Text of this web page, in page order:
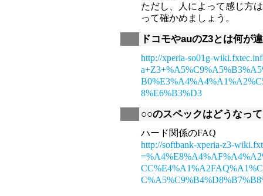
ただし、人によって感じ方
って確かめましょう。
ドコモやauのZ3とは何が
http://xperia-so01g-
8%E6%B3%D3
○○のスペックはどうなっ
ハード関係のFAQ
http://softbank-xperia-z3-